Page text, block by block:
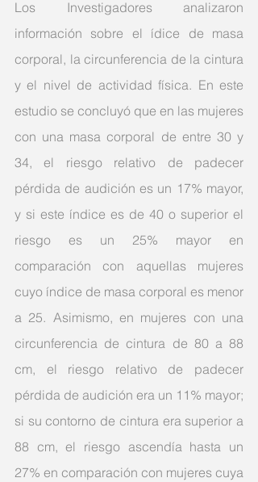
Los Investigadores analizaron
información sobre el ídice de masa
corporal, la circunferencia de la cintura
y el nivel de actividad física. En este
estudio se concluyó que en las mujeres
con una masa corporal de entre 30 y
34, el riesgo relativo de padecer
pérdida de audición es un 17% mayor,
y si este índice es de 40 o superior el
riesgo es un 25% mayor en
comparación con aquellas mujeres
cuyo índice de masa corporal es menor
a 25. Asimismo, en mujeres con una
circunferencia de cintura de 80 a 88
cm, el riesgo relativo de padecer
pérdida de audición era un 11% mayor;
si su contorno de cintura era superior a
88 cm, el riesgo ascendía hasta un
27% en comparación con mujeres cuya